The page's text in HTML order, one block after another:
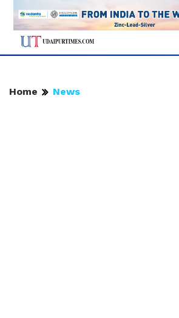
Home News